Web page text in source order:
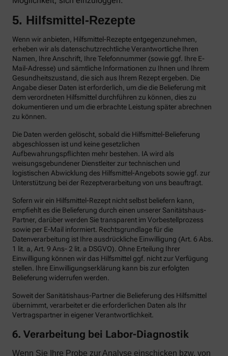
5. Hilfsmittel-Rezepte
Wenn wir anbieten, Hilfsmittel-Rezepte entgegenzunehmen,
erheben wir als datenschutzrechtliche Verantwortliche Ihren
Namen, Ihre Anschrift, Ihre Telefonnummer (sowie ggf. Ihre E-
Mail-Adresse) und sämtliche Informationen zu Ihnen und Ihrem
Gesundheitszustand, die sich aus Ihrem Rezept ergeben. Die
Angabe dieser Daten ist erforderlich, um die die Belieferung mit
dem verordneten Hilfsmittel durchführen zu können, dies zu
dokumentieren und um die erbrachte Leistung später abrechnen
zu können.
Die Daten werden gelöscht, sobald die Hilfsmittel-Belieferung
abgeschlossen ist und keine gesetzlichen
Aufbewahrungspflichten mehr bestehen. IA wird als
weisungsgebundener Dienstleiter zur technischen und
logistischen Abwicklung des Hilfsmittel-Angebots sowie ggf. zur
Unterstützung bei der Rezeptverarbeitung von uns beauftragt.
Sofern wir ein Hilfsmittel-Rezept nicht selbst beliefern kann,
empfiehlt es die Belieferung durch einen unserer Sanitätshaus-
Partner, darüber werden Sie transparent im Vorbestellprozess
sowie per E-Mail informiert. Rechtsgrundlage für die
Datenverarbeitung ist Ihre ausdrückliche Einwilligung (Art. 6 Abs.
1 lit. a, Art. 9 Ans- 2 lit. a DSGVO). Ohne Erteilung Ihrer
Einwilligung können wir das Hilfsmittel ggf. nicht zur Verfügung
stellen. Ihre Einwilligungserklärung kann bis zur erfolgten
Belieferung widerrufen werden.
Soweit der Sanitätishaus-Partner die Belieferung des Hilfsmittel
übernimmt, verarbeitet er die erforderlichen Daten als Ihr
Vertragspartner in eigener Verantwortlichkeit.
6. Verarbeitung bei Labor-Diagnostik
Wenn Sie Ihre Probe zur Analyse einschicken bzw. von